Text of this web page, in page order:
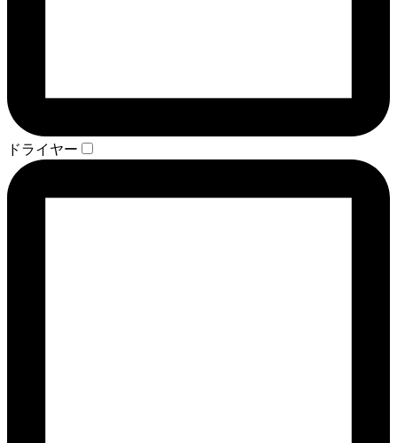
ドライヤー